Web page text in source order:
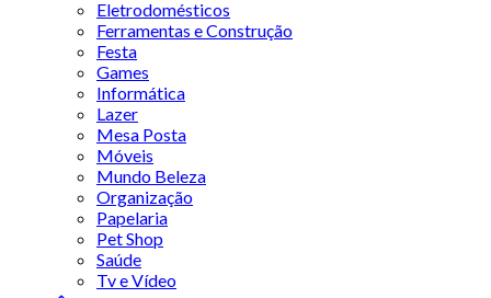
Eletrodomésticos
Ferramentas e Construção
Festa
Games
Informática
Lazer
Mesa Posta
Móveis
Mundo Beleza
Organização
Papelaria
Pet Shop
Saúde
Tv e Vídeo